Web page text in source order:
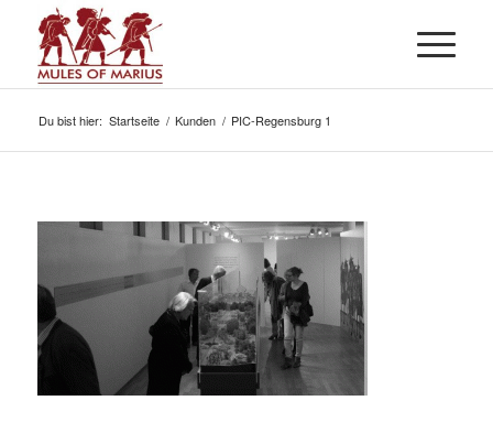
Du bist hier: Startseite / Kunden / PIC-Regensburg 1